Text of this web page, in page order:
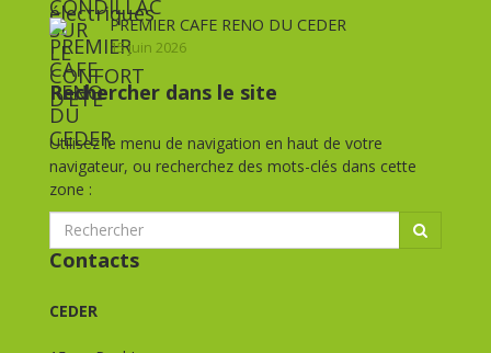
PREMIER CAFE RENO DU CEDER
15 juin 2026
Rechercher dans le site
Utilisez le menu de navigation en haut de votre
navigateur, ou recherchez des mots-clés dans cette
zone :
Contacts
CEDER